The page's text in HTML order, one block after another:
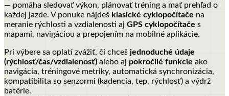
— pomáha sledovať výkon, plánovať tréning a mať prehľad o
každej jazde. V ponuke nájdeš klasické cyklopočítače na
meranie rýchlosti a vzdialenosti aj GPS cyklopočítače s
mapami, navigáciou a prepojením na mobilné aplikácie.
Pri výbere sa oplatí zvážiť, či chceš jednoduché údaje
(rýchlosť/čas/vzdialenosť) alebo aj pokročilé funkcie ako
navigácia, tréningové metriky, automatická synchronizácia,
kompatibilita so senzormi (kadencia, tep, rýchlosť) a výdrž
batérie.